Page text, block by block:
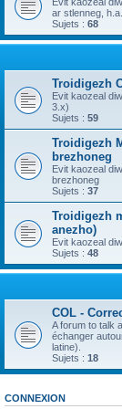
ar stlenneg,
Sujets : 68
Troidigezh
Evit kaozeal
3.x)
Sujets : 59
Troidigezh
brezhoneg
Evit kaozeal
brezhoneg
Sujets : 37
Troidigezh
anezho)
Evit kaozeal
Sujets : 48
COL -
A forum to talk
échanger
latine).
Sujets : 18
CONNEXION